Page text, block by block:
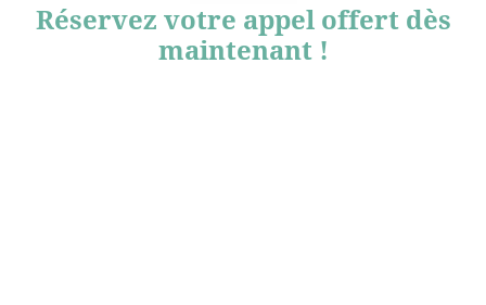
Réservez votre appel offert dès
maintenant !